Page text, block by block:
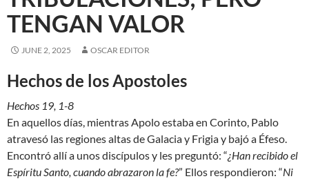
TENGAN VALOR
JUNE 2, 2025 OSCAR EDITOR
Hechos de los Apostoles
Hechos 19, 1-8
En aquellos días, mientras Apolo estaba en Corinto, Pablo
atravesó las regiones altas de Galacia y Frigia y bajó a Éfeso.
Encontró allí a unos discípulos y les preguntó: “¿Han recibido el
Espíritu Santo, cuando abrazaron la fe?” Ellos respondieron: “Ni